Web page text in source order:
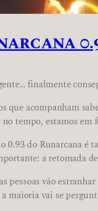
finalmente
que acompanham
no tempo, estamos
0.93 do Runarcana é
a retomada
pessoas vão
a maioria vai se